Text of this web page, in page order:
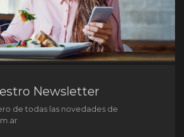
Newsletter
de todas las novedades de